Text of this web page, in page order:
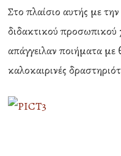
Στο πλαίσιο αυτής με
διδακτικού
απάγγειλαν ποιήματα με
καλοκαιρινές